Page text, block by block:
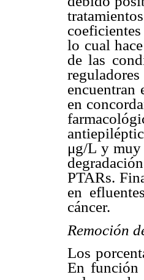
lo cual
de las
encuentran
en
μg/L y muy
PTARs.
en
cáncer.
Remoción
Los
En función